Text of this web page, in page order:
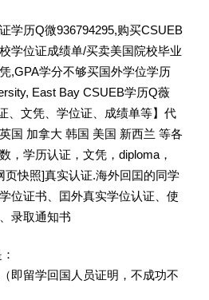
学历Q微936794295,购买CSUEB
学位证成绩单/买卖美国院校毕业
,GPA学分不够买国外学位学历
East Bay CSUEB学历Q薇
、文凭、学位证、成绩单等】代
国 加拿大 韩国 美国 新西兰 等各
，学历认证，文凭，diploma，
页快照]真实认证.海外回囯的同学
位证书、囯外真实学位认证、使
录取通知书
即留学回国人员证明，不成功不